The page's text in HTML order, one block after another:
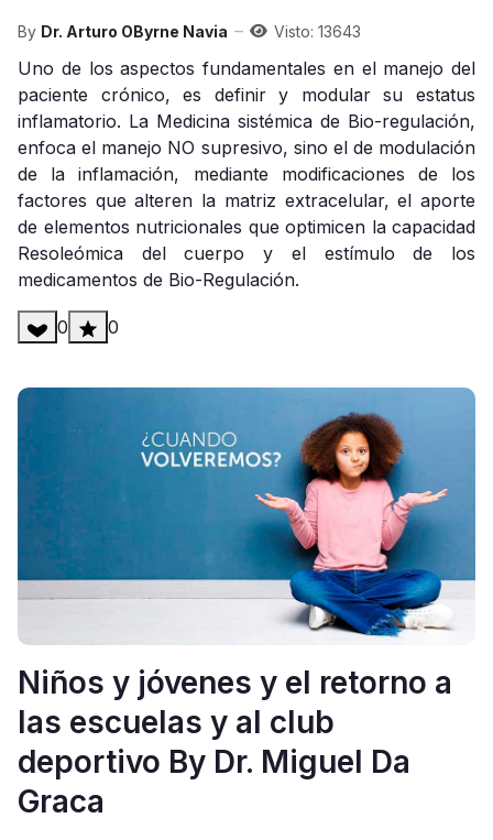
By Dr. Arturo OByrne Navia Visto: 13643
Uno de los aspectos fundamentales en el manejo del
paciente crónico, es definir y modular su estatus
inflamatorio. La Medicina sistémica de Bio-regulación,
enfoca el manejo NO supresivo, sino el de modulación
de la inflamación, mediante modificaciones de los
factores que alteren la matriz extracelular, el aporte
de elementos nutricionales que optimicen la capacidad
Resoleómica del cuerpo y el estímulo de los
medicamentos de Bio-Regulación.
0 0
Niños y jóvenes y el retorno a
las escuelas y al club
deportivo By Dr. Miguel Da
Graca